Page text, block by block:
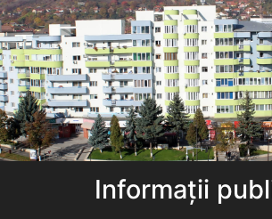
Informații